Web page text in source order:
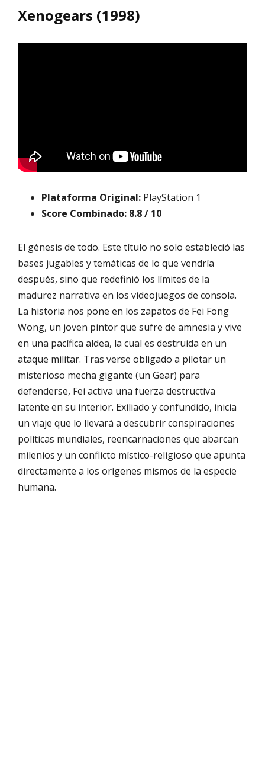
Xenogears (1998)
Plataforma Original: PlayStation 1
Score Combinado: 8.8 / 10
El génesis de todo. Este título no solo estableció las
bases jugables y temáticas de lo que vendría
después, sino que redefinió los límites de la
madurez narrativa en los videojuegos de consola.
La historia nos pone en los zapatos de Fei Fong
Wong, un joven pintor que sufre de amnesia y vive
en una pacífica aldea, la cual es destruida en un
ataque militar. Tras verse obligado a pilotar un
misterioso mecha gigante (un Gear) para
defenderse, Fei activa una fuerza destructiva
latente en su interior. Exiliado y confundido, inicia
un viaje que lo llevará a descubrir conspiraciones
políticas mundiales, reencarnaciones que abarcan
milenios y un conflicto místico-religioso que apunta
directamente a los orígenes mismos de la especie
humana.